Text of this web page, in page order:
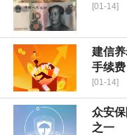
[01-14]
建信
手续费
[01-14]
众安
之一